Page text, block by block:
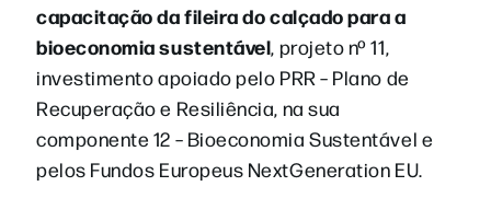
capacitação da fileira do calçado para a
bioeconomia sustentável, projeto nº 11,
investimento apoiado pelo PRR – Plano de
Recuperação e Resiliência, na sua
componente 12 – Bioeconomia Sustentável e
pelos Fundos Europeus NextGeneration EU.